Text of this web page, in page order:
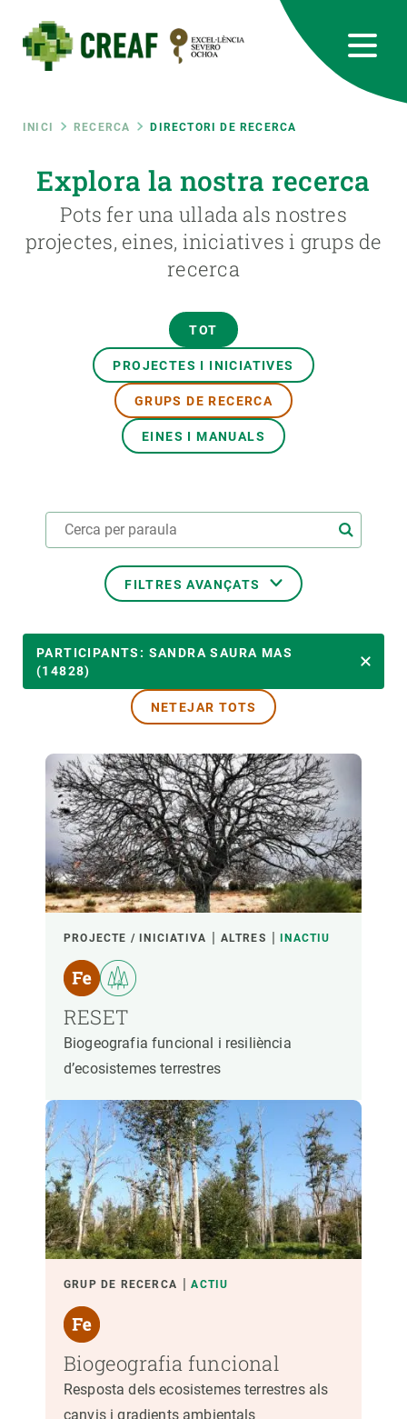
contingut
Fil
d'ariadna
INICI RECERCA DIRECTORI DE RECERCA
Explora la nostra recerca
Pots fer una ullada als nostres
projectes, eines, iniciatives i grups de
recerca
TOT
PROJECTES I INICIATIVES
GRUPS DE RECERCA
EINES I MANUALS
FILTRES AVANÇATS
TEMES TRANSVERSALS
LIDERAT PER
PARTICIPANTS
FINANÇAMENT
ANY D'INICI
LIDERATGE CREAF LIDERATGE EXTERN
- QUALSEVOL - ACTIU INACTIU
PARTICIPANTS: SANDRA SAURA MAS
(14828)
NETEJAR TOTS
PROJECTE / INICIATIVA ALTRES INACTIU
RESET
Biogeografia funcional i resiliència
d’ecosistemes terrestres
GRUP DE RECERCA ACTIU
Biogeografia funcional
Resposta dels ecosistemes terrestres als
canvis i gradients ambientals
RRSS
Featured
responsive
INTRANET
Responsive
menu
CIÈNCIA EN ACCIÓ
UNEIX-TE A NOSALTRES